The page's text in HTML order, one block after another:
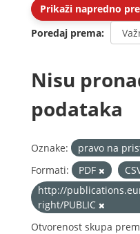
Prikaži napredno
Poredaj prema
Nisu
podataka
Oznake:
pravo na
Formati:
PDF
http://
right/PUBLIC
Otvorenost skupa